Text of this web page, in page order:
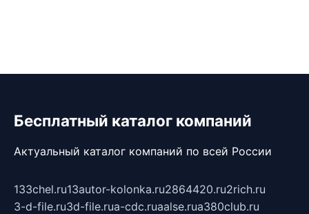
Бесплатный каталог компаний
Актуальный каталог компаний по всей России
133chel.ru13autor-kolonka.ru2864420.ru2rich.ru
3-d-file.ru3d-file.rua-cdc.ruaalse.rua380club.ru